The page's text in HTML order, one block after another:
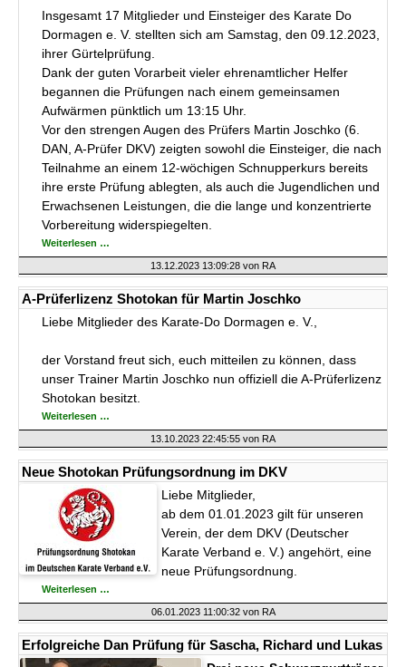
Insgesamt 17 Mitglieder und Einsteiger des Karate Do
Dormagen e. V. stellten sich am Samstag, den 09.12.2023,
ihrer Gürtelprüfung.
Dank der guten Vorarbeit vieler ehrenamtlicher Helfer
begannen die Prüfungen nach einem gemeinsamen
Aufwärmen pünktlich um 13:15 Uhr.
Vor den strengen Augen des Prüfers Martin Joschko (6.
DAN, A-Prüfer DKV) zeigten sowohl die Einsteiger, die nach
Teilnahme an einem 12-wöchigen Schnupperkurs bereits
ihre erste Prüfung ablegten, als auch die Jugendlichen und
Erwachsenen Leistungen, die die lange und konzentrierte
Vorbereitung widerspiegelten.
Weiterlesen …
im
Karate-
Dormagen
e.V.
13.12.2023 13:09:28 von RA
A-Prüferlizenz Shotokan für Martin Joschko
Liebe Mitglieder des Karate-Do Dormagen e. V.,
der Vorstand freut sich, euch mitteilen zu können, dass
unser Trainer Martin Joschko nun offiziell die A-Prüferlizenz
Shotokan besitzt.
Weiterlesen …
Shotokan
für
Joschko
13.10.2023 22:45:55 von RA
Neue Shotokan Prüfungsordnung im DKV
Liebe Mitglieder,
ab dem 01.01.2023 gilt für unseren
Verein, der dem DKV (Deutscher
Karate Verband e. V.) angehört, eine
neue Prüfungsordnung.
Weiterlesen …
Prüfungsordnung
im
06.01.2023 11:00:32von RA
Erfolgreiche Dan Prüfung für Sascha, Richard und Lukas